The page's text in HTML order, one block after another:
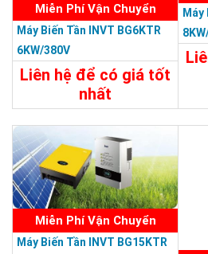
Miễn Phí Vận Chuyển
Máy Biến Tần INVT BG6KTR
6KW/380V
Liên hệ để có giá tốt
nhất
Máy
Miễn Phí Vận Chuyển
Máy Biến Tần INVT BG15KTR